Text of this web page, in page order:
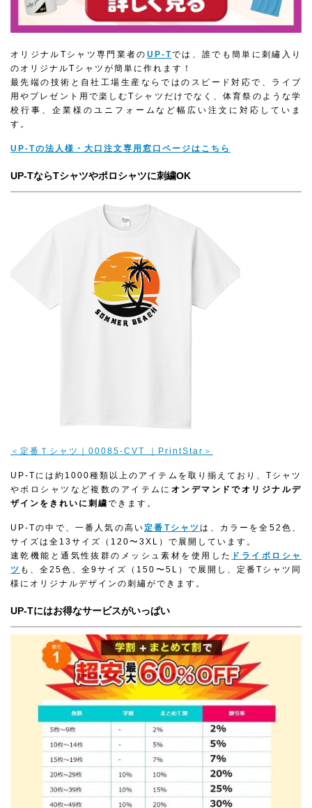
オリジナルTシャツ専門業者の UP-Tでは、誰でも簡単に刺繡入り
のオリジナルTシャツが簡単に作れます！
最先端の技術と自社工場生産ならではのスピード対応で、ライブ
用やプレゼント用で楽しむTシャツだけでなく、体育祭のような学
校行事、企業様のユニフォームなど幅広い注文に対応していま
す。
UP-Tの法人様・大口注文専用窓口ページはこちら
UP-TならTシャツやポロシャツに刺繍OK
＜定番Ｔシャツ｜00085-CVT ｜PrintStar＞
UP-Tには約1000種類以上のアイテムを取り揃えており、Tシャツ
やポロシャツなど複数のアイテムに オンデマンドでオリジナルデ
ザインをきれいに刺繍できます。
UP-Tの中で、一番人気の高い 定番Tシャツは、カラーを全52色、
サイズは全13サイズ（120〜3XL）で展開しています。
速乾機能と通気性抜群のメッシュ素材を使用した ドライポロシャ
ツ も、全25色、全9サイズ（150〜5L）で展開し、定番Tシャツ同
様にオリジナルデザインの刺繡ができます。
UP-Tにはお得なサービスがいっぱい